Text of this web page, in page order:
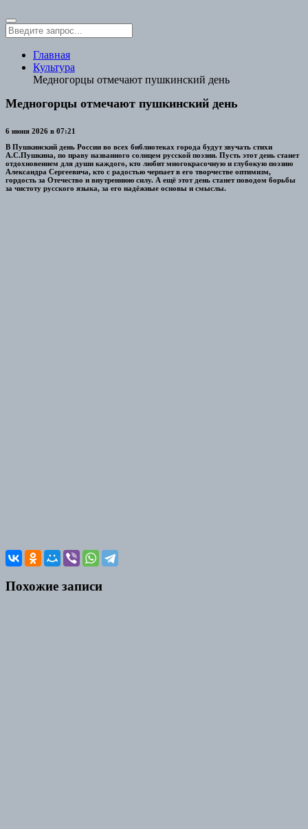
Главная
Культура
Медногорцы отмечают пушкинский день
Медногорцы отмечают пушкинский день
6 июня 2026 в 07:21
В Пушкинский день России во всех библиотеках города будут звучать стихи
А.С.Пушкина, по праву названного солнцем русской поэзии. Пусть этот день станет
отдохновением для души каждого, кто любит многокрасочную и глубокую поэзию
Александра Сергеевича, кто с радостью черпает в его творчестве оптимизм,
гордость за Отечество и внутреннюю силу. А ещё этот день станет поводом борьбы
за чистоту русского языка, за его надёжные основы и смыслы.
Похожие записи